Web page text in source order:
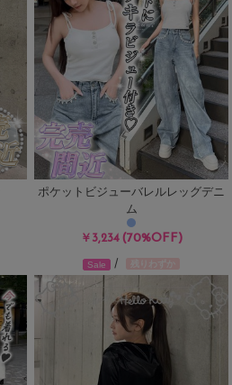
ポケットビジューバレルレッグデニ
ム
￥3,234(70%OFF)
Sale /